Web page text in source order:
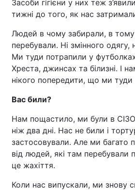
Засоби гігієни у них теж
тижні до того, як нас
Людей в чому забирали, в тому
перебували. Ні змінного одягу,
Ми туди потрапили у
Хреста, джинсах та білизні. І
нікого попередити, що ми туди
Вас били?
Нам пощастило, ми були в
ніж два дні. Нас не били і
застосовували. Але ми багато
від людей, які там перебували
це жахіття.
Коли нас випускали, ми знову